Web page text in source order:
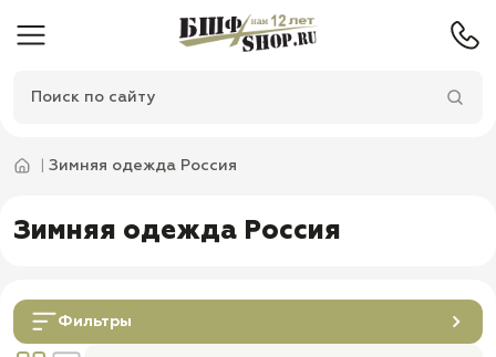
Зимняя одежда Россия
Зимняя одежда Россия
Фильтры